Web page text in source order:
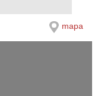
mapa